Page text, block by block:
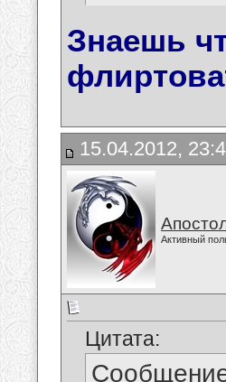
Знаешь
15.04.2012,
Активный
Цитата: